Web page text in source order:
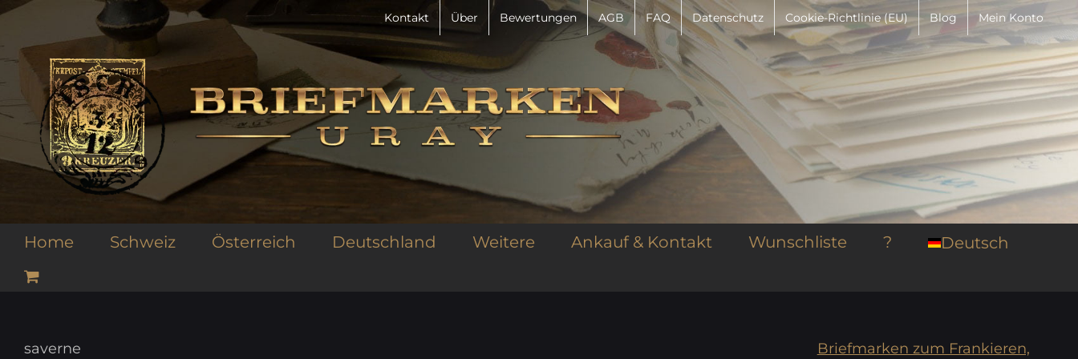
Zum
springen
Kontakt Über Bewertungen AGB FAQ Datenschutz Cookie-Richtlinie (EU) Blog Mein Konto
Home Schweiz Österreich Deutschland Weitere Ankauf & Kontakt Wunschliste ? Deutsch
saverne
Briefmarken zum Frankieren,